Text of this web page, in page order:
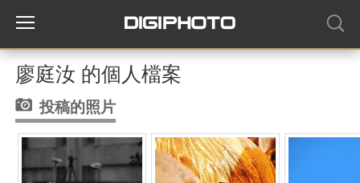
廖庭汝 的個人檔案
投稿的照片